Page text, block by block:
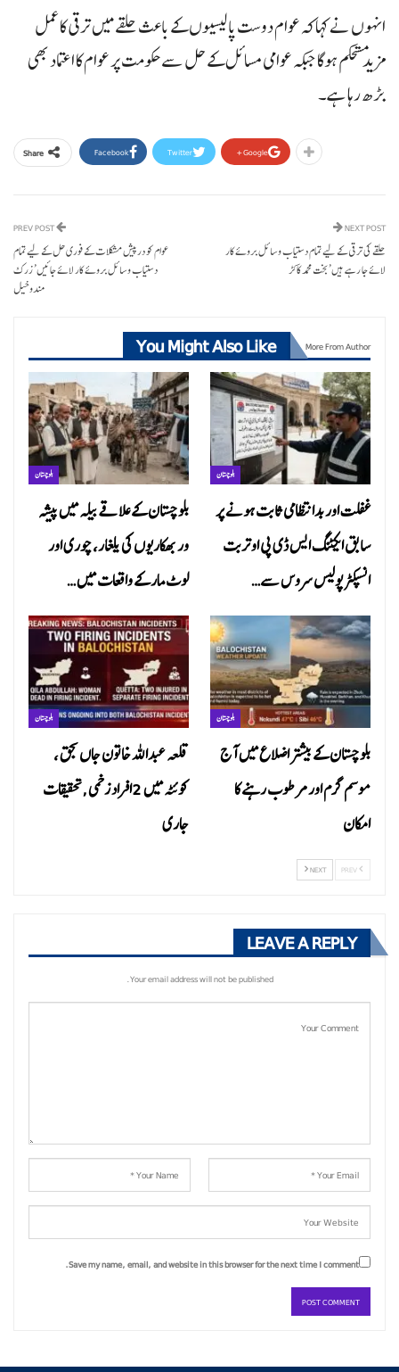
انہوں نے کہاکہ عوام دوست پالیسیوں کے باعث حلقے میں ترقی کا عمل
مزید مستحکم ہوگا جبکہ عوامی مسائل کے حل سے حکومت پر عوام کا اعتماد بھی
بڑھ رہا ہے۔
Share Facebook Twitter Google+
عوام کو درپیش مشکلات کے فوری حل کے لیے تمام
دستیاب وسائل بروئے کار لائے جائیں’ زرک
مندوخیل
NEXT POST
حلقے کی ترقی کے لیے تمام دستیاب وسائل بروئے کار
لائے جا رہے ہیں’ بخت محمد کاکڑ
You Might Also Like More From Author
بلوچستان
بلوچستان کے علاقے بیلہ میں پیشہ
ور بھکاریوں کی یلغار، چوری اور
لوٹ مار کے واقعات میں…
بلوچستان
غفلت اور بدانتظامی ثابت ہونے پر
سابق ایکٹنگ ایس ڈی پی او تربت
انسپکٹر پولیس سروس سے…
بلوچستان
قلعہ عبداللہ خاتون جاں بحق ،
کوئٹہ میں 2افراد زخمی ,تحقیقات
جاری
بلوچستان
بلوچستان کے بیشتر اضلاع میں آج
موسم گرم اور مرطوب رہنے کا
امکان
NEXT
LEAVE A REPLY
Your email address will not be published.
Save my name, email, and website in this browser for the next time I comment.